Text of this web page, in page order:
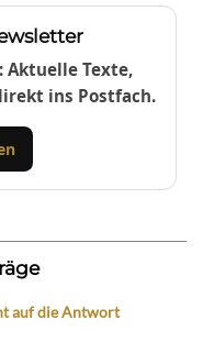
Texte,
ins Postfach.
auf die Antwort